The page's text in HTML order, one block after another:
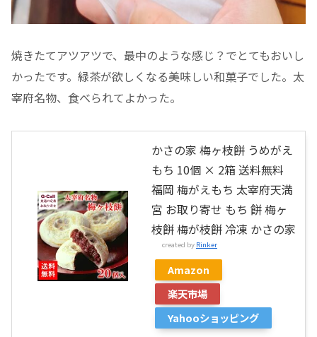
焼きたてアツアツで、最中のような感じ？でとてもおいし
かったです。緑茶が欲しくなる美味しい和菓子でした。太
宰府名物、食べられてよかった。
かさの家 梅ヶ枝餅 うめがえ
もち 10個 × 2箱 送料無料
福岡 梅がえもち 太宰府天満
宮 お取り寄せ もち 餅 梅ヶ
枝餅 梅が枝餅 冷凍 かさの家
created by Rinker
Amazon
楽天市場
Yahooショッピング